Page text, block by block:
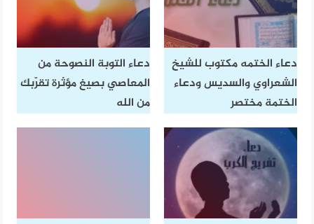
دعاء الختمه مكتوب للشيخ
الشعراوي والسديس ودعاء
الختمة مختصر
دعاء التوبة النصوحة من
المعاصي بصيغ مؤثرة تقرّبك
من الله